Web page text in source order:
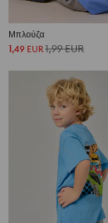
Μπλούζα
1,49 EUR1,99EUR